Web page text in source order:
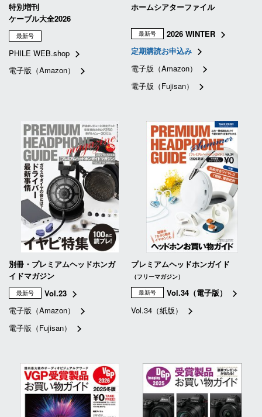
特別増刊
ケーブル大全2026
最新号
PHILE WEB.shop
電子版（Amazon）
ホームシアターファイル
最新号
2026 WINTER
定期購読お申込み
電子版（Amazon）
電子版（Fujisan）
別冊・プレミアムヘッドホンガ
イドマガジン
最新号
Vol.23
電子版（Amazon）
電子版（Fujisan）
プレミアムヘッドホンガイド
（フリーマガジン）
最新号
Vol.34（電子版）
Vol.34（紙版）